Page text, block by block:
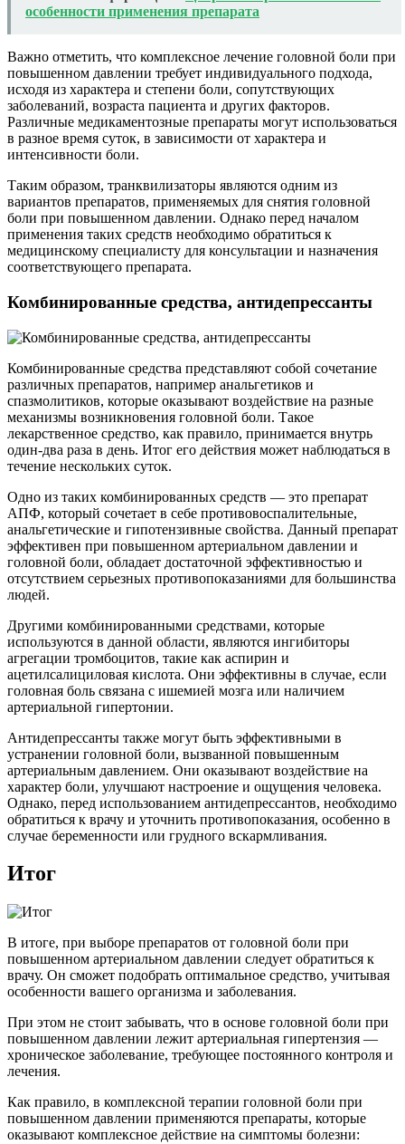
особенности применения препарата
Важно отметить, что комплексное лечение головной боли при
повышенном давлении требует индивидуального подхода,
исходя из характера и степени боли, сопутствующих
заболеваний, возраста пациента и других факторов.
Различные медикаментозные препараты могут использоваться
в разное время суток, в зависимости от характера и
интенсивности боли.
Таким образом, транквилизаторы являются одним из
вариантов препаратов, применяемых для снятия головной
боли при повышенном давлении. Однако перед началом
применения таких средств необходимо обратиться к
медицинскому специалисту для консультации и назначения
соответствующего препарата.
Комбинированные средства, антидепрессанты
Комбинированные средства представляют собой сочетание
различных препаратов, например анальгетиков и
спазмолитиков, которые оказывают воздействие на разные
механизмы возникновения головной боли. Такое
лекарственное средство, как правило, принимается внутрь
один-два раза в день. Итог его действия может наблюдаться в
течение нескольких суток.
Одно из таких комбинированных средств — это препарат
АПФ, который сочетает в себе противовоспалительные,
анальгетические и гипотензивные свойства. Данный препарат
эффективен при повышенном артериальном давлении и
головной боли, обладает достаточной эффективностью и
отсутствием серьезных противопоказаниями для большинства
людей.
Другими комбинированными средствами, которые
используются в данной области, являются ингибиторы
агрегации тромбоцитов, такие как аспирин и
ацетилсалициловая кислота. Они эффективны в случае, если
головная боль связана с ишемией мозга или наличием
артериальной гипертонии.
Антидепрессанты также могут быть эффективными в
устранении головной боли, вызванной повышенным
артериальным давлением. Они оказывают воздействие на
характер боли, улучшают настроение и ощущения человека.
Однако, перед использованием антидепрессантов, необходимо
обратиться к врачу и уточнить противопоказания, особенно в
случае беременности или грудного вскармливания.
Итог
В итоге, при выборе препаратов от головной боли при
повышенном артериальном давлении следует обратиться к
врачу. Он сможет подобрать оптимальное средство, учитывая
особенности вашего организма и заболевания.
При этом не стоит забывать, что в основе головной боли при
повышенном давлении лежит артериальная гипертензия —
хроническое заболевание, требующее постоянного контроля и
лечения.
Как правило, в комплексной терапии головной боли при
повышенном давлении применяются препараты, которые
оказывают комплексное действие на симптомы болезни: